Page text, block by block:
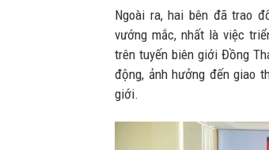
Ngoài ra, hai bên đã trao
vướng mắc, nhất là việc
trên tuyến biên giới Đồng
động, ảnh hưởng đến giao
giới.